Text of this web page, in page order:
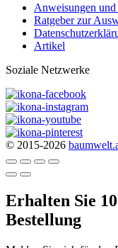
Anweisungen
Ratgeber zur
Artikel
Soziale Netzwerke
© 2015-2026
Erhalten Sie
Bestellung